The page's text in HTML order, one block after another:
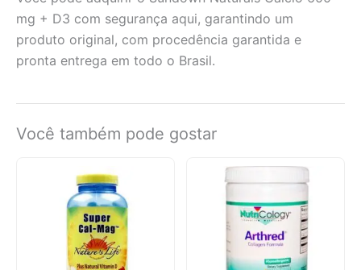
mg + D3 com segurança aqui, garantindo um
produto original, com procedência garantida e
pronta entrega em todo o Brasil.
Você também pode gostar